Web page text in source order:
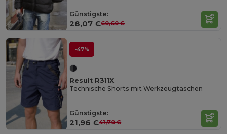
Günstigste:
28,07 €60,60 €
-47%
Result R311X
Technische Shorts mit Werkzeugtaschen
Günstigste:
21,96 €41,70 €